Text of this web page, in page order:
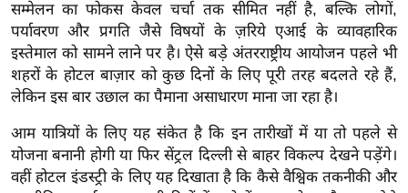
नो
रं
ज
न
ज
ग
त
बॉ
सम्मेलन का फोकस केवल चर्चा तक सीमित नहीं है, बल्कि लोगों,
पर्यावरण और प्रगति जैसे विषयों के ज़रिये एआई के व्यावहारिक
इस्तेमाल को सामने लाने पर है। ऐसे बड़े अंतरराष्ट्रीय आयोजन पहले भी
शहरों के होटल बाज़ार को कुछ दिनों के लिए पूरी तरह बदलते रहे हैं,
लेकिन इस बार उछाल का पैमाना असाधारण माना जा रहा है।
आम यात्रियों के लिए यह संकेत है कि इन तारीखों में या तो पहले से
योजना बनानी होगी या फिर सेंट्रल दिल्ली से बाहर विकल्प देखने पड़ेंगे।
वहीं होटल इंडस्ट्री के लिए यह दिखाता है कि कैसे वैश्विक तकनीकी और